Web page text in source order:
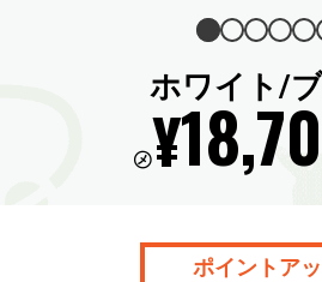
ホワイト/
㋱¥
ポイントア